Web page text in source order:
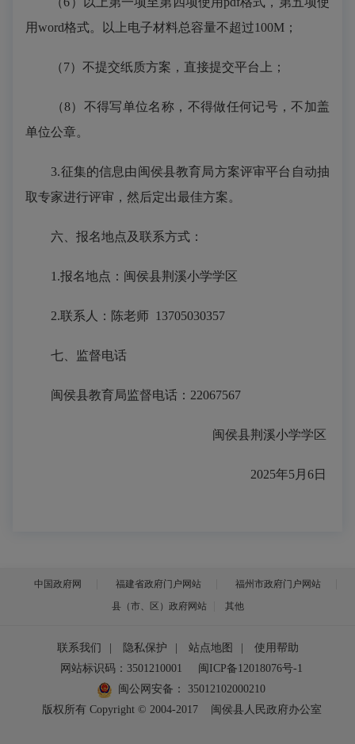
用word格式。以上电子材料总容量不超过100M；
（7）不提交纸质方案，直接提交平台上；
（8）不得写单位名称，不得做任何记号，不加盖
单位公章。
3.征集的信息由闽侯县教育局方案评审平台自动抽
取专家进行评审，然后定出最佳方案。
六、报名地点及联系方式：
1.报名地点：闽侯县荆溪小学学区
2.联系人： 陈老师 13705030357
七、监督电话
闽侯县教育局监督电话： 22067567
闽侯县荆溪小学学区
2025年5月6日
中国政府网 福建省政府门户网站
福州市政府门户网站
县（市、区）政府网站
其他
联系我们 隐私保护 站点地图
使用帮助
网站标识码：3501210001
闽ICP备12018076号-1
闽公网安备：
35012102000210
版权所有 Copyright © 2004-2017
闽侯县人民政府办公室